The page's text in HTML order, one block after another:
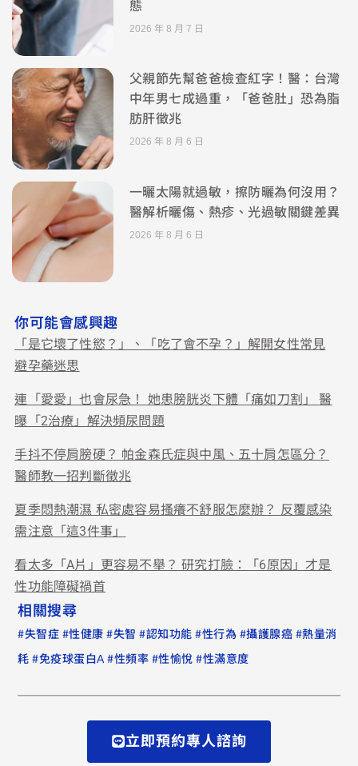
態
2026 年 8 月 7 日
父親節先幫爸爸檢查紅字！醫：台灣
中年男七成過重，「爸爸肚」恐為脂
肪肝徵兆
2026 年 8 月 6 日
一曬太陽就過敏，擦防曬為何沒用？
醫解析曬傷、熱疹、光過敏關鍵差異
2026 年 8 月 6 日
你可能會感興趣
「是它壞了性慾？」、「吃了會不孕？」解開女性常見
避孕藥迷思
連「愛愛」也會尿急！ 她患膀胱炎下體「痛如刀割」 醫
曝「2治療」解決頻尿問題
手抖不停肩膀硬？ 帕金森氏症與中風、五十肩怎區分？
醫師教一招判斷徵兆
夏季悶熱潮濕 私密處容易搔癢不舒服怎麼辦？ 反覆感染
需注意「這3件事」
看太多「A片」更容易不舉？ 研究打臉：「6原因」才是
性功能障礙禍首
相關搜尋
#失智症 #性健康 #失智 #認知功能 #性行為 #攝護腺癌 #熱量消
耗 #免疫球蛋白A#性頻率 #性愉悅 #性滿意度
立即預約專人諮詢